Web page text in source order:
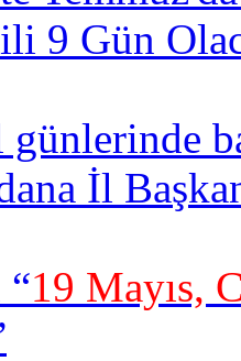
9 Gün
İl
19 Mayıs,